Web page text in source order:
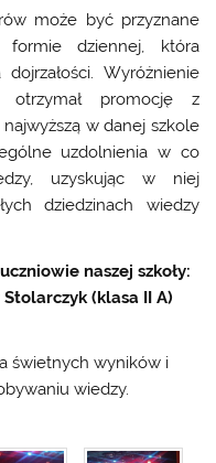
może być przyznane
formie dziennej, która
Wyróżnienie
promocję z
w danej szkole
uzdolnienia w co
uzyskując w niej
dziedzinach wiedzy
naszej szkoły:
(klasa II A)
świetnych wyników i
wiedzy.